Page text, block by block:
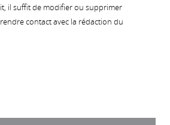
il suffit de modifier ou supprimer
contact avec la rédaction du